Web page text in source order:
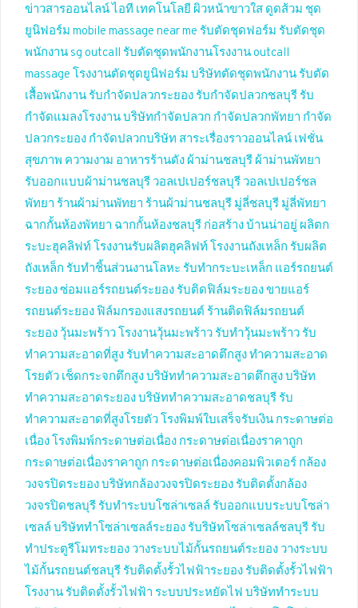
ข่าวสารออนไลน์ไอที เทคโนโลยี ผิวหน้าขาวใส ดูดส้วม ชุด
ยูนิฟอร์ม mobile massage near me รับตัดชุดฟอร์ม รับตัดชุด
พนักงาน sg outcall รับตัดชุดพนักงานโรงงาน outcall
massage โรงงานตัดชุดยูนิฟอร์ม บริษัทตัดชุดพนักงาน รับตัด
เสื้อพนักงาน รับกำจัดปลวกระยอง รับกำจัดปลวกชลบุรี รับ
กำจัดแมลงโรงงานบริษัทกำจัดปลวก กำจัดปลวกพัทยา กำจัด
ปลวกระยอง กำจัดปลวกบริษัท สาระเรื่องราวออนไลน์ เฟชั่น
สุขภาพ ความงาม อาหารร้านดัง ผ้าม่านชลบุรี ผ้าม่านพัทยา
รับออกแบบผ้าม่านชลบุรี วอลเปเปอร์ชลบุรี วอลเปเปอร์ชล
พัทยา ร้านผ้าม่านพัทยา ร้านผ้าม่านชลบุรี มู่ลี่ชลบุรี มู่ลี่พัทยา
ฉากกั้นห้องพัทยา ฉากกั้นห้องชลบุรี ก่อสร้าง บ้านน่าอยู่ ผลิตก
ระบะฮุคลิฟท์ โรงงานรับผลิตฮุคลิฟท์ โรงงานถังเหล็ก รับผลิต
ถังเหล็ก รับทำชิ้นส่วนงานโลหะ รับทำกระบะเหล็ก แอร์รถยนต์
ระยองซ่อมแอร์รถยนต์ระยอง รับติดฟิล์มระยองขายแอร์
รถยนต์ระยอง ฟิล์มกรองแสงรถยนต์ ร้านติดฟิล์มรถยนต์
ระยอง วุ้นมะพร้าว โรงงานวุ้นมะพร้าว รับทำวุ้นมะพร้าว รับ
ทำความสะอาดที่สูง รับทำความสะอาดตึกสูงทำความสะอาด
โรยตัว เช็ดกระจกตึกสูงบริษัททำความสะอาดตึกสูงบริษัท
ทำความสะอาดระยองบริษัททำความสะอาดชลบุรี รับ
ทำความสะอาดที่สูงโรยตัว โรงพิมพ์ใบเสร็จรับเงิน กระดาษต่อ
เนื่อง โรงพิมพ์กระดาษต่อเนื่อง กระดาษต่อเนื่องราคาถูก
กระดาษต่อเนื่องราคาถูก กระดาษต่อเนื่องคอมพิวเตอร์ กล้อง
วงจรปิดระยองบริษัทกล้องวงจรปิดระยอง รับติดตั้งกล้อง
วงจรปิดชลบุรี รับทำระบบโซล่าเซลล์ รับออกแบบระบบโซล่า
เซลล์ บริษัททำโซล่าเซลล์ระยอง รับริษัทโซล่าเซลล์ชลบุรี รับ
ทำประตูรีโมทระยอง วางระบบไม้กั้นรถยนต์ระยอง วางระบบ
ไม้กั้นรถยนต์ชลบุรี รับติดตั้งรั้วไฟฟ้าระยอง รับติดตั้งรั้วไฟฟ้า
โรงงาน รับติดตั้งรั้วไฟฟ้า ระบบประหยัดไฟ บริษัททำระบบ